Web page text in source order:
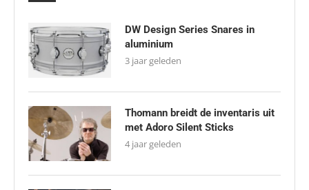
DW Design Series Snares in
aluminium
3 jaar geleden
Thomann breidt de inventaris uit
met Adoro Silent Sticks
4 jaar geleden